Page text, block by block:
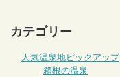
カテゴリー
人気温泉地ピックアップ
箱根の温泉